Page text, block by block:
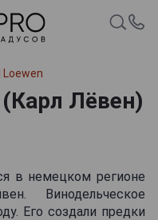
Loewen
Лёвен)
в немецком регионе
Винодельческое
Его создали предки